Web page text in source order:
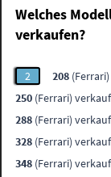
Welches
verkaufen?
2 208
250 (Ferrari)
288 (Ferrari)
328 (Ferrari)
348 (Ferrari)